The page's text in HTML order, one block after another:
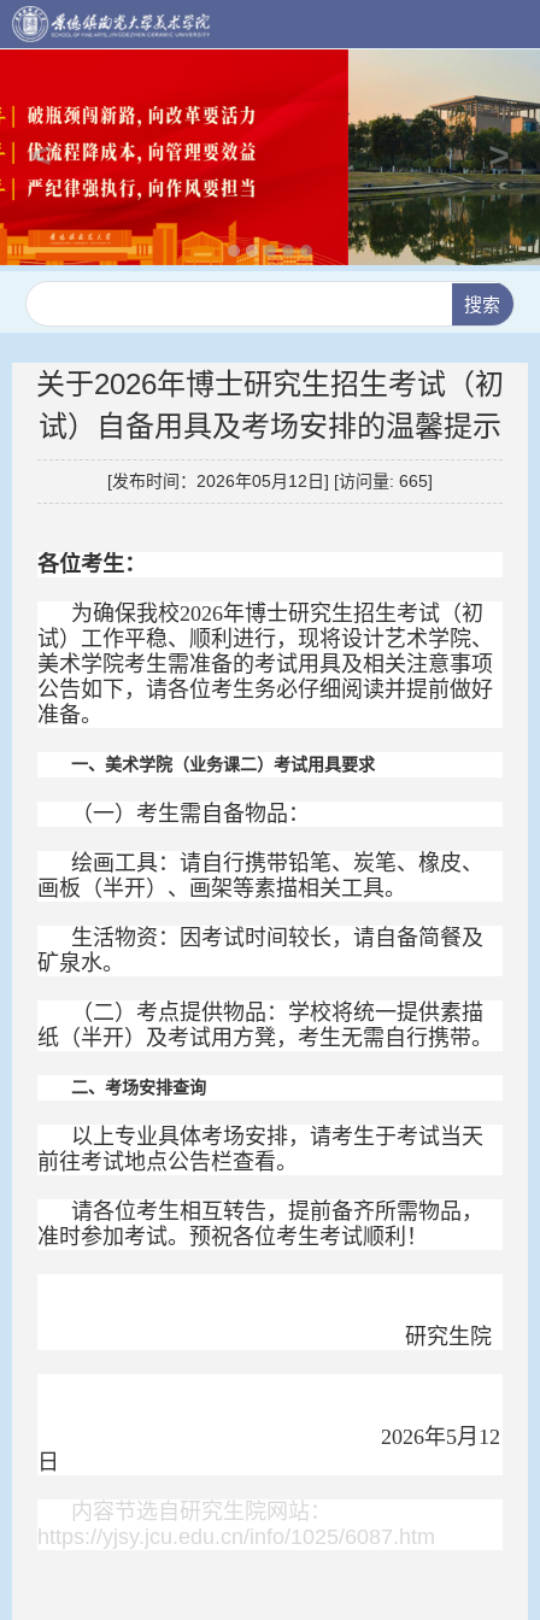
关于2026年博士研究生招生考试（初
试）自备用具及考场安排的温馨提示
[发布时间：2026年05月12日] [访问量: 665]
各位考生：
为确保我校2026年博士研究生招生考试（初
试）工作平稳、顺利进行，现将设计艺术学院、
美术学院考生需准备的考试用具及相关注意事项
公告如下，请各位考生务必仔细阅读并提前做好
准备。
一、美术学院（业务课二）考试用具要求
（一）考生需自备物品：
绘画工具：请自行携带铅笔、炭笔、橡皮、
画板（半开）、画架等素描相关工具。
生活物资：因考试时间较长，请自备简餐及
矿泉水。
（二）考点提供物品：学校将统一提供素描
纸（半开）及考试用方凳，考生无需自行携带。
二、考场安排查询
以上专业具体考场安排，请考生于考试当天
前往考试地点公告栏查看。
请各位考生相互转告，提前备齐所需物品，
准时参加考试。预祝各位考生考试顺利！
研究生院
2026年5月12
日
内容节选自研究生院网站：
https://yjsy.jcu.edu.cn/info/1025/6087.htm